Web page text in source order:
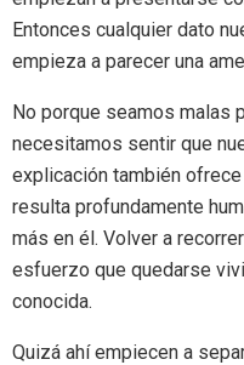
Entonces cualquier dato
empieza a parecer una
No porque seamos malas
necesitamos sentir que
explicación también
resulta profundamente
más en él. Volver a
esfuerzo que quedarse
conocida.
Quizá ahí empiecen a